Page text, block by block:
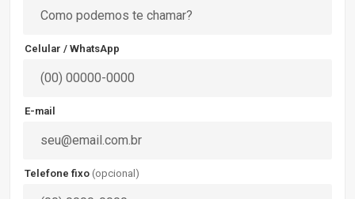
Celular / WhatsApp
E-mail
Telefone fixo (opcional)